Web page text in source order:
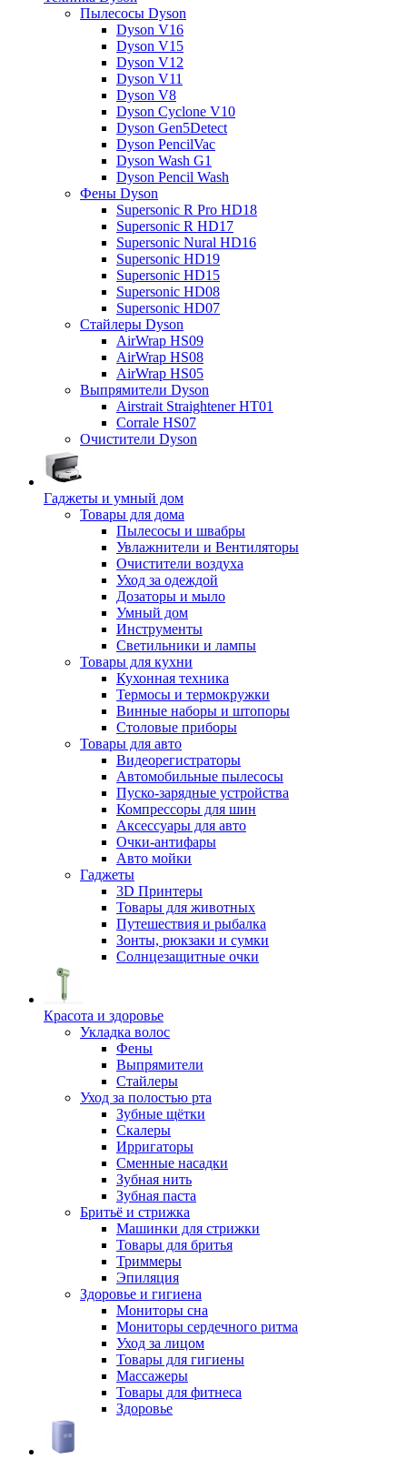
Пылесосы Dyson
Dyson V16
Dyson V15
Dyson V12
Dyson V11
Dyson V8
Dyson Cyclone V10
Dyson Gen5Detect
Dyson PencilVac
Dyson Wash G1
Dyson Pencil Wash
Фены Dyson
Supersonic R Pro HD18
Supersonic R HD17
Supersonic Nural HD16
Supersonic HD19
Supersonic HD15
Supersonic HD08
Supersonic HD07
Стайлеры Dyson
AirWrap HS09
AirWrap HS08
AirWrap HS05
Выпрямители Dyson
Airstrait Straightener HT01
Corrale HS07
Очистители Dyson
Гаджеты и умный дом
Товары для дома
Пылесосы и швабры
Увлажнители и Вентиляторы
Очистители воздуха
Уход за одеждой
Дозаторы и мыло
Умный дом
Инструменты
Светильники и лампы
Товары для кухни
Кухонная техника
Термосы и термокружки
Винные наборы и штопоры
Столовые приборы
Товары для авто
Видеорегистраторы
Автомобильные пылесосы
Пуско-зарядные устройства
Компрессоры для шин
Аксессуары для авто
Очки-антифары
Авто мойки
Гаджеты
3D Принтеры
Товары для животных
Путешествия и рыбалка
Зонты, рюкзаки и сумки
Солнцезащитные очки
Красота и здоровье
Укладка волос
Фены
Выпрямители
Стайлеры
Уход за полостью рта
Зубные щётки
Скалеры
Ирригаторы
Сменные насадки
Зубная нить
Зубная паста
Бритьё и стрижка
Машинки для стрижки
Товары для бритья
Триммеры
Эпиляция
Здоровье и гигиена
Мониторы сна
Мониторы сердечного ритма
Уход за лицом
Товары для гигиены
Массажеры
Товары для фитнеса
Здоровье